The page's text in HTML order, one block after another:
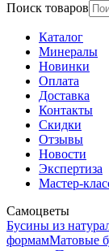
Поиск товаров
Каталог
Минералы
Новинки
Оплата
Доставка
Контакты
Скидки
Отзывы
Новости
Экспертиза
Мастер-
Самоцветы
Бусины из
формамМатовые